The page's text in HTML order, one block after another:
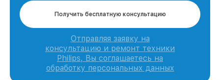
Получить бесплатную консультацию
Отправляя заявку на
консультацию и ремонт техники
Philips, Вы соглашаетесь на
обработку персональных данных